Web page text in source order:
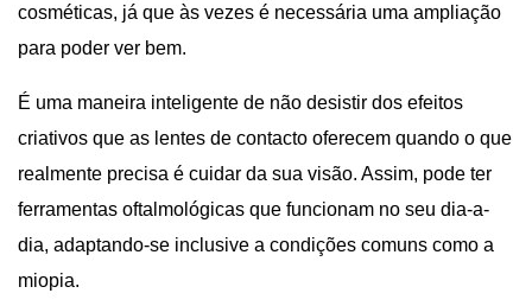
cosméticas, já que às vezes é necessária uma ampliação
para poder ver bem.
É uma maneira inteligente de não desistir dos efeitos
criativos que as lentes de contacto oferecem quando o que
realmente precisa é cuidar da sua visão. Assim, pode ter
ferramentas oftalmológicas que funcionam no seu dia-a-
dia, adaptando-se inclusive a condições comuns como a
miopia.